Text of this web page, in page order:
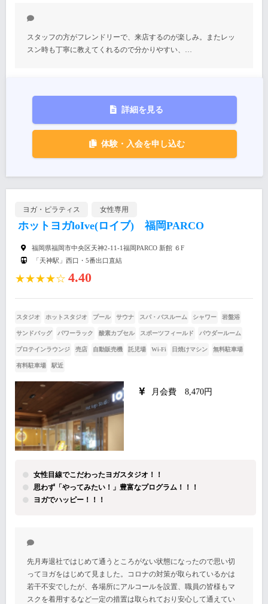
スタッフの方がフレンドリーで、来店するのが楽しみ。またレッ
スン時も丁寧に教えてくれるので分かりやすい、…
詳細を見る
体験・入会を申し込む
ヨガ・ピラティス 女性専用
ホットヨガloIve(ロイブ) 福岡PARCO
福岡県福岡市中央区天神2-11-1福岡PARCO 新館 ６F
「天神駅」西口・5番出口直結
★★★★☆ 4.40
スタジオ ホットスタジオ プール サウナ スパ・バスルーム シャワー 岩盤浴
サンドバッグ パワーラック 酸素カプセル スポーツフィールド パウダールーム
プロテインラウンジ 売店 自動販売機 託児場 Wi-Fi 日焼けマシン 無料駐車場
有料駐車場 駅近
月会費 8,470円
女性目線でこだわったヨガスタジオ！！
思わず「やってみたい！」豊富なプログラム！！！
ヨガでハッピー！！！
先月寿退社ではじめて通うところがない状態になったので思い切
ってヨガをはじめて見ました。コロナの対策が取られているかは
若干不安でしたが、各場所にアルコールを設置、職員の皆様もマ
スクを着用するなど一定の措置は取られており安心して通えてい